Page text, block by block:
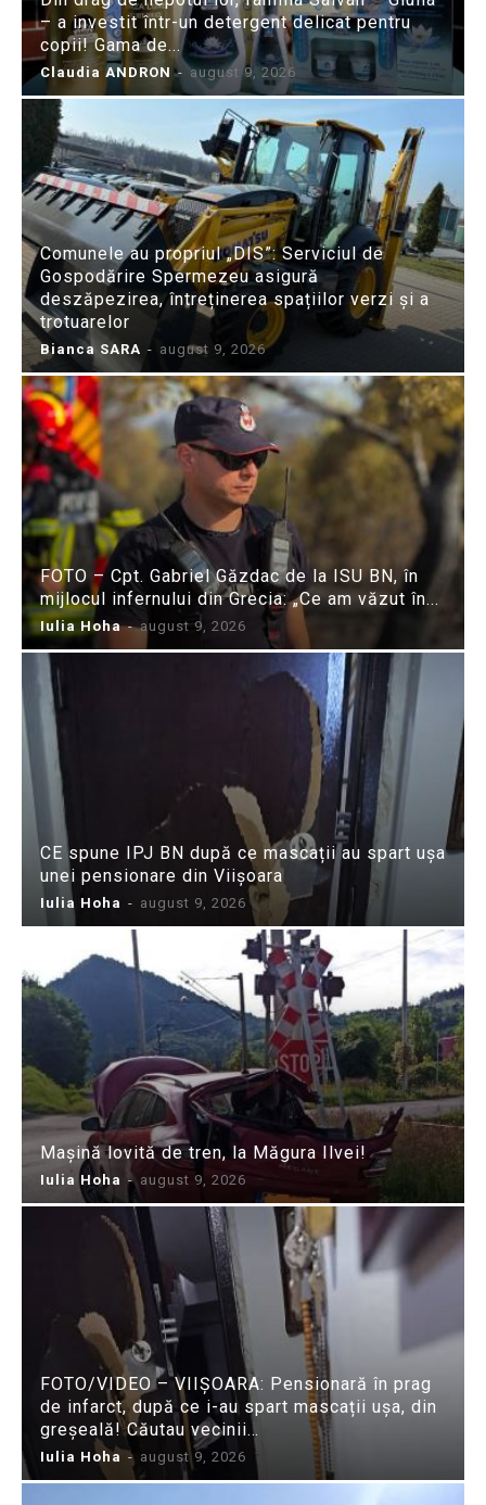
– a investit într-un detergent delicat pentru
copii! Gama de...
Claudia ANDRON - august 9, 2026
Comunele au propriul „DIS”: Serviciul de
Gospodărire Spermezeu asigură
deszăpezirea, întreținerea spațiilor verzi și a
trotuarelor
Bianca SARA - august 9, 2026
FOTO – Cpt. Gabriel Găzdac de la ISU BN, în
mijlocul infernului din Grecia: „Ce am văzut în...
Iulia Hoha - august 9, 2026
CE spune IPJ BN după ce mascații au spart ușa
unei pensionare din Viișoara
Iulia Hoha - august 9, 2026
Mașină lovită de tren, la Măgura Ilvei!
Iulia Hoha - august 9, 2026
FOTO/VIDEO – VIIȘOARA: Pensionară în prag
de infarct, după ce i-au spart mascații ușa, din
greșeală! Căutau vecinii…
Iulia Hoha - august 9, 2026